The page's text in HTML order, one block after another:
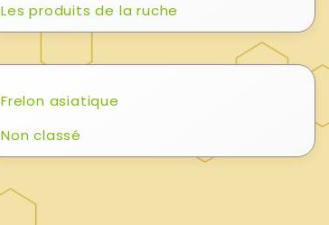
Les produits de la ruche
Frelon asiatique
Non classé